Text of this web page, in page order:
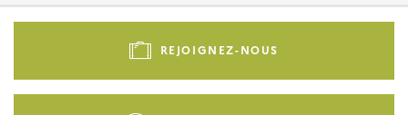
Pied
-
REJOIGNEZ-NOUS